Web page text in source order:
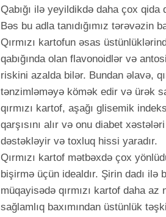
Qabığı ilə yeyildikdə daha çox qida
Bəs bu adla tanıdığımız tərəvəzin
Qırmızı kartofun əsas
qabığında olan flavonoidlər və
riskini azalda bilər. Bundan əlavə,
tənzimləməyə kömək edir və ürək
qırmızı kartof, aşağı glisemik
qarşısını alır və onu diabet
dəstəkləyir və toxluq hissi yaradır.
Qırmızı kartof mətbəxdə çox
bişirmə üçün idealdır. Şirin dadı
müqayisədə qırmızı kartof daha
sağlamlıq baxımından üstünlük